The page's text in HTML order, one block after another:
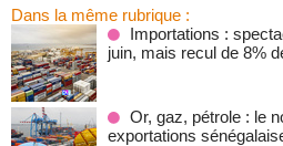
Dans la même rubrique :
Importations :
juin, mais recul de 8%
Or, gaz, pétrole : le
exportations